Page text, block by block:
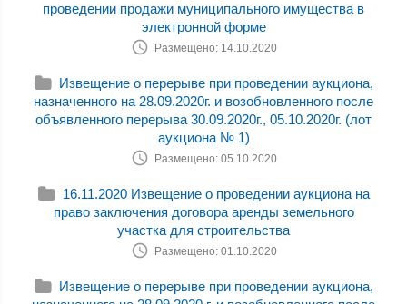
проведении продажи муниципального имущества в
электронной форме
Размещено: 14.10.2020
Извещение о перерыве при проведении аукциона,
назначенного на 28.09.2020г. и возобновленного после
объявленного перерыва 30.09.2020г., 05.10.2020г. (лот
аукциона № 1)
Размещено: 05.10.2020
16.11.2020 Извещение о проведении аукциона на
право заключения договора аренды земельного
участка для строительства
Размещено: 01.10.2020
Извещение о перерыве при проведении аукциона,